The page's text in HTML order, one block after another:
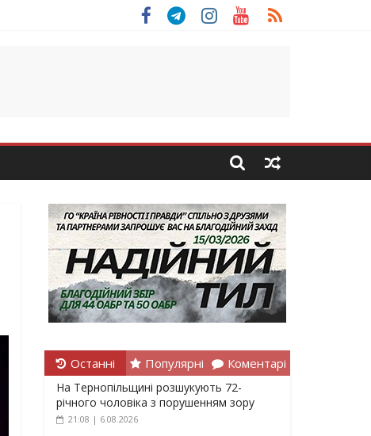
Скоробогатий з Тернопільщини
Останні Популярні Коментарі
На Тернопільщині розшукують 72-
річного чоловіка з порушенням зору
21:08 | 6.08.2026